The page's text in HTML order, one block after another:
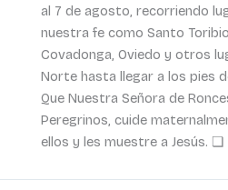
al 7 de agosto, recorriendo
nuestra fe como Santo
Covadonga, Oviedo y otros
Norte hasta llegar a los pies
Que Nuestra Señora de
Peregrinos, cuide
ellos y les muestre a Jesús. ❏